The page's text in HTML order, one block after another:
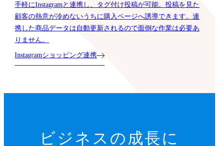
手軽にInstagramと連携し、タグ付け投稿が可能。投稿を見た
顧客の熱意が冷めないうちに購入ページへ誘導できます。連
携した商品データは自動更新されるので面倒な作業は必要あ
りません。
Instagramショッピング連携
ビジネスの成長に